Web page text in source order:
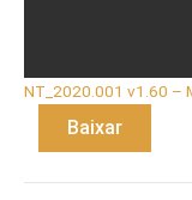
NT_2020.001 v1.60 –
Baixar